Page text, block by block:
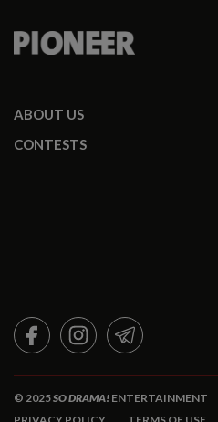
ABOUT US
CONTESTS
FACEBOOKINSTAGRAMTELEGRAM
© 2025SO DRAMA! ENTERTAINMENT